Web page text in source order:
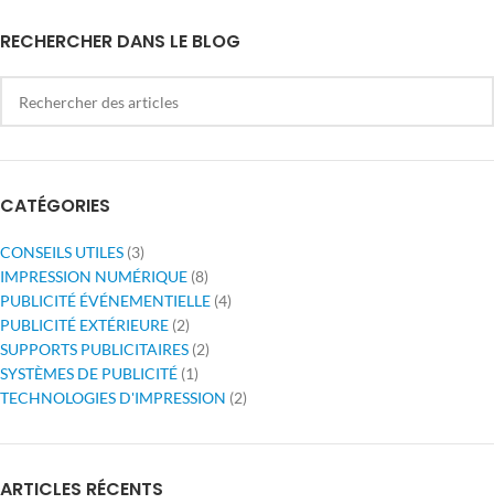
RECHERCHER DANS LE BLOG
CATÉGORIES
CONSEILS UTILES (3)
IMPRESSION NUMÉRIQUE (8)
PUBLICITÉ ÉVÉNEMENTIELLE (4)
PUBLICITÉ EXTÉRIEURE (2)
SUPPORTS PUBLICITAIRES (2)
SYSTÈMES DE PUBLICITÉ (1)
TECHNOLOGIES D'IMPRESSION (2)
ARTICLES RÉCENTS